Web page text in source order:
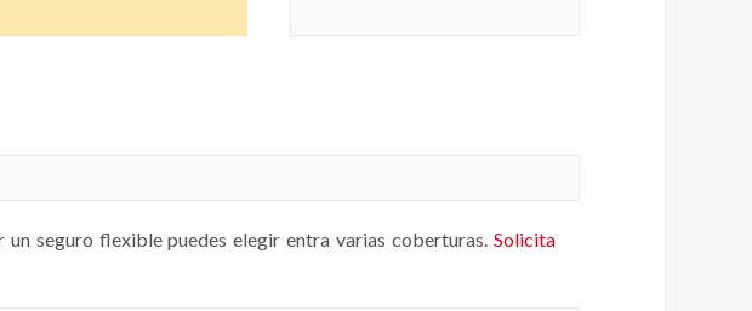
seguro flexible puedes elegir entra varias coberturas. Solicita